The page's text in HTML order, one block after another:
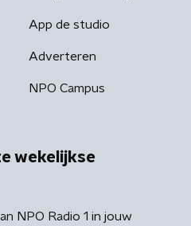
App de studio
Adverteren
NPO Campus
wekelijkse
NPO Radio 1 in jouw